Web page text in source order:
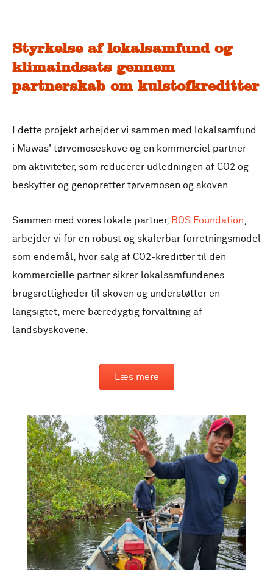
Styrkelse af lokalsamfund og
klimaindsats gennem
partnerskab om kulstofkreditter
I dette projekt arbejder vi sammen med lokalsamfund
i Mawas' tørvemoseskove og en kommerciel partner
om aktiviteter, som reducerer udledningen af CO2 og
beskytter og genopretter tørvemosen og skoven.
Sammen med vores lokale partner, BOS Foundation
arbejder vi for en robust og skalerbar forretningsmodel
som endemål, hvor salg af CO2-kreditter til den
kommercielle partner sikrer lokalsamfundenes
brugsrettigheder til skoven og understøtter en
langsigtet, mere bæredygtig forvaltning af
landsbyskovene.
Læs mere